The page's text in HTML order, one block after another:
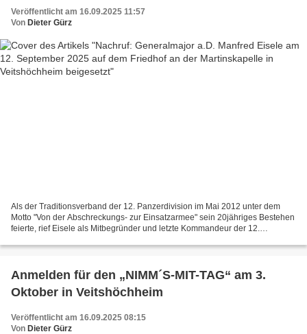
Veröffentlicht am 16.09.2025 11:57
Von Dieter Gürz
Als der Traditionsverband der 12. Panzerdivision im Mai 2012 unter dem
Motto "Von der Abschreckungs- zur Einsatzarmee" sein 20jähriges Bestehen
feierte, rief Eisele als Mitbegründer und letzte Kommandeur der 12.
Anmelden für den „NIMM´S-MIT-TAG“ am 3.
Oktober in Veitshöchheim
Veröffentlicht am 16.09.2025 08:15
Von Dieter Gürz